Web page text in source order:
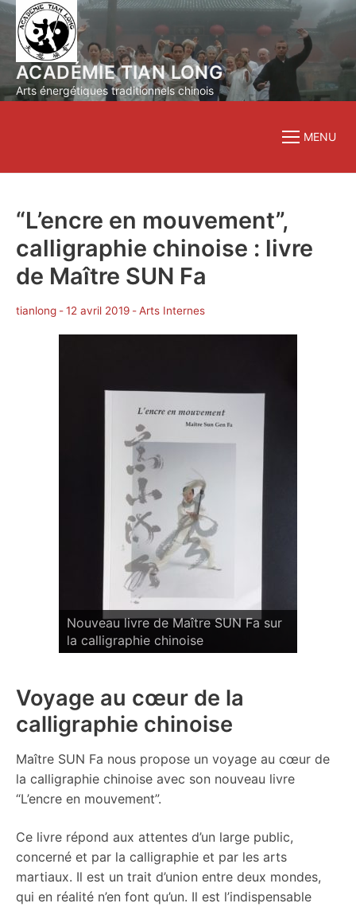
Aller
contenu
ACADÉMIE TIAN LONG
Arts énergétiques traditionnels chinois
MENU
“L’encre en mouvement”,
calligraphie chinoise : livre
de Maître SUN Fa
tianlong -12 avril 2019 -Arts Internes
Nouveau livre de Maître SUN Fa sur
la calligraphie chinoise
Voyage au cœur de la
calligraphie chinoise
Maître SUN Fa nous propose un voyage au cœur de
la calligraphie chinoise avec son nouveau livre
“L’encre en mouvement”.
Ce livre répond aux attentes d’un large public,
concerné et par la calligraphie et par les arts
martiaux. Il est un trait d’union entre deux mondes,
qui en réalité n’en font qu’un. Il est l’indispensable